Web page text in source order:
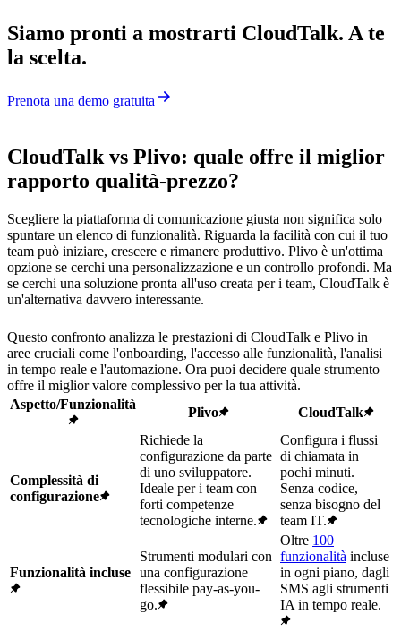
Siamo pronti a mostrarti CloudTalk. A te
la scelta.
Prenota una demo gratuita
CloudTalk vs Plivo: quale offre il miglior
rapporto qualità-prezzo?
Scegliere la piattaforma di comunicazione giusta non significa solo
spuntare un elenco di funzionalità. Riguarda la facilità con cui il tuo
team può iniziare, crescere e rimanere produttivo. Plivo è un'ottima
opzione se cerchi una personalizzazione e un controllo profondi. Ma
se cerchi una soluzione pronta all'uso creata per i team, CloudTalk è
un'alternativa davvero interessante.
Questo confronto analizza le prestazioni di CloudTalk e Plivo in
aree cruciali come l'onboarding, l'accesso alle funzionalità, l'analisi
in tempo reale e l'automazione. Ora puoi decidere quale strumento
offre il miglior valore complessivo per la tua attività.
Aspetto/Funzionalità
Plivo CloudTalk
Complessità di
configurazione
Richiede la
configurazione da parte
di uno sviluppatore.
Ideale per i team con
forti competenze
tecnologiche interne.
Configura i flussi
di chiamata in
pochi minuti.
Senza codice,
senza bisogno del
team IT.
Funzionalità incluse
Strumenti modulari con
una configurazione
flessibile pay-as-you-
go.
Oltre 100
funzionalità incluse
in ogni piano, dagli
SMS agli strumenti
IA in tempo reale.